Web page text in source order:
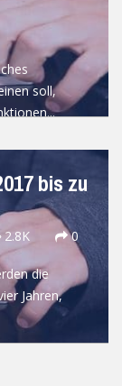
soll,
bis zu
2.8K 0
die
Jahren,